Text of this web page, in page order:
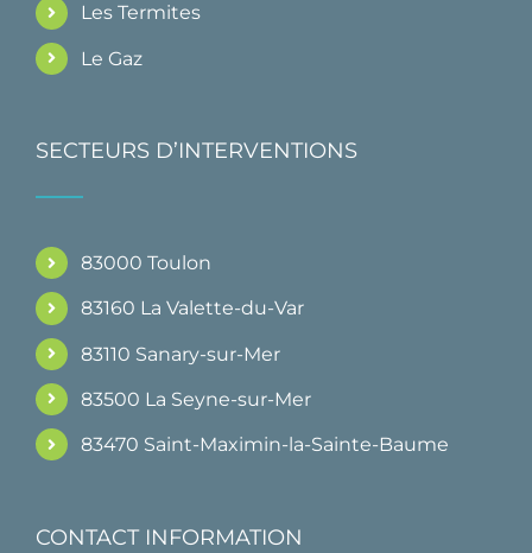
Les Termites
Le Gaz
SECTEURS D’INTERVENTIONS
83000 Toulon
83160 La Valette-du-Var
83110 Sanary-sur-Mer
83500 La Seyne-sur-Mer
83470 Saint-Maximin-la-Sainte-Baume
CONTACT INFORMATION